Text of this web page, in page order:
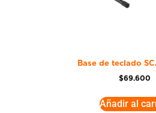
Base de teclado
$69.600
Añadir al